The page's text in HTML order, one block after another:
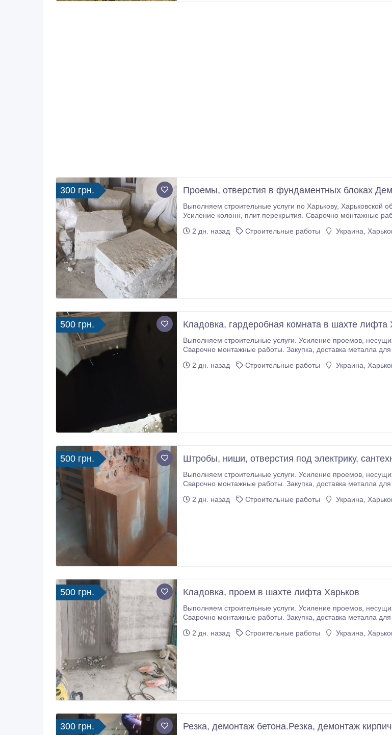
300 грн. Проемы, отверстия в фундаментных блоках
Выполняем строительные услуги по Харькову, Харьковской области. Усиление проемов, несущих стен металлоконструкциями.
Усиление колонн, плит перекрытия. Сварочно монтажные работы. Закупка, доставка металла для усиления проемов.
2 дн. назад
Строительные работы Украина,
500 грн. Кладовка, гардеробная комната в шахте лифта
Выполняем строительные услуги. Усиление проемов, несущих стен металлоконструкциями. Усиление колонн, плит перекрытия.
Сварочно монтажные работы. Закупка, доставка металла для усиления проемов. Проектирование, перепланировка. Помощь в
2 дн. назад
Строительные работы Украина,
500 грн. Штробы, ниши, отверстия под электрику,
Выполняем строительные услуги. Усиление проемов, несущих стен металлоконструкциями. Усиление колонн, плит перекрытия.
Сварочно монтажные работы. Закупка, доставка металла для усиления проемов. Проектирование, перепланировка. Помощь в
2 дн. назад
Строительные работы Украина,
500 грн. Кладовка, проем в шахте лифта Харьков
Выполняем строительные услуги. Усиление проемов, несущих стен металлоконструкциями. Усиление колонн, плит перекрытия.
Сварочно монтажные работы. Закупка, доставка металла для усиления проемов. Проектирование, перепланировка. Помощь в
2 дн. назад
Строительные работы Украина,
300 грн. Резка, демонтаж бетона.Резка, демонтаж